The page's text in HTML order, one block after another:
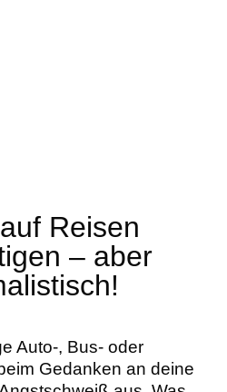
Reisen
– aber
Auto-, Bus- oder
Gedanken an deine